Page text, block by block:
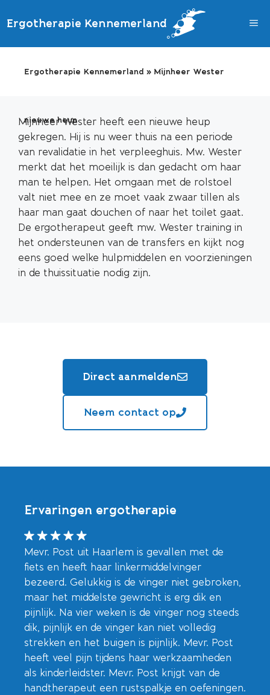
naar
Ergotherapie Kennemerland
Ergotherapie Kennemerland » Mijnheer Wester
nieuwe heup
Mijnheer Wester heeft een nieuwe heup
gekregen. Hij is nu weer thuis na een periode
van revalidatie in het verpleeghuis. Mw. Wester
merkt dat het moeilijk is dan gedacht om haar
man te helpen. Het omgaan met de rolstoel
valt niet mee en ze moet vaak zwaar tillen als
haar man gaat douchen of naar het toilet gaat.
De ergotherapeut geeft mw. Wester training in
het ondersteunen van de transfers en kijkt nog
eens goed welke hulpmiddelen en voorzieningen
in de thuissituatie nodig zijn.
Direct aanmelden
Neem contact op
Ervaringen ergotherapie
Mevr. Post uit Haarlem is gevallen met de
fiets en heeft haar linkermiddelvinger
bezeerd. Gelukkig is de vinger niet gebroken,
maar het middelste gewricht is erg dik en
pijnlijk. Na vier weken is de vinger nog steeds
dik, pijnlijk en de vinger kan niet volledig
strekken en het buigen is pijnlijk. Mevr. Post
heeft veel pijn tijdens haar werkzaamheden
als kinderleidster. Mevr. Post krijgt van de
handtherapeut een rustspalkje en oefeningen.